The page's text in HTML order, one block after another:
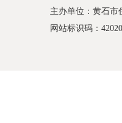
主办单位：黄石市
网站标识码：